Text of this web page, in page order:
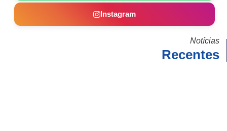
Instagram
Notícias
Recentes